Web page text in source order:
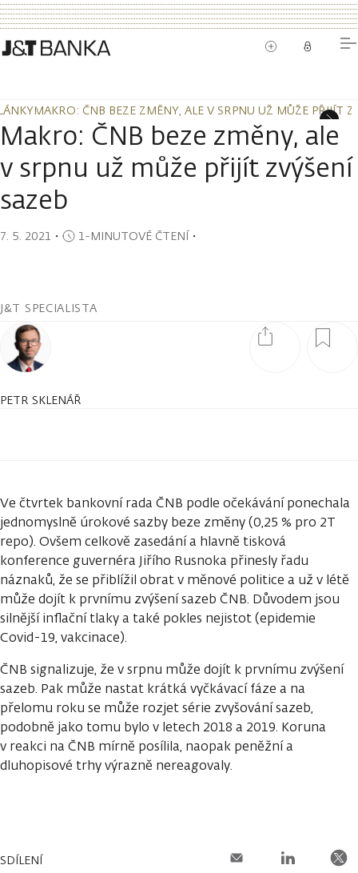
MAKRO: ČNB BEZE ZMĚNY, ALE V SRPNU UŽ MŮŽE PŘIJÍT
MAKRO: ČNB BEZE ZMĚNY, ALE V SRPNU UŽ MŮŽE PŘIJÍT
Makro: ČNB beze změny, ale
v srpnu už může přijít zvýšení
sazeb
7. 5. 2021 ・ 1-MINUTOVÉ ČTENÍ・
J&T SPECIALISTA
PETR SKLENÁŘ
Ve čtvrtek bankovní rada ČNB podle očekávání ponechala
jednomyslně úrokové sazby beze změny (0,25 % pro 2T
repo). Ovšem celkově zasedání a hlavně tisková
konference guvernéra Jiřího Rusnoka přinesly řadu
náznaků, že se přiblížil obrat v měnové politice a už v létě
může dojít k prvnímu zvýšení sazeb ČNB. Důvodem jsou
silnější inflační tlaky a také pokles nejistot (epidemie
Covid-19, vakcinace).
ČNB signalizuje, že v srpnu může dojít k prvnímu zvýšení
sazeb. Pak může nastat krátká vyčkávací fáze a na
přelomu roku se může rozjet série zvyšování sazeb,
podobně jako tomu bylo v letech 2018 a 2019. Koruna
v reakci na ČNB mírně posílila, naopak peněžní a
dluhopisové trhy výrazně nereagovaly.
SDÍLENÍ